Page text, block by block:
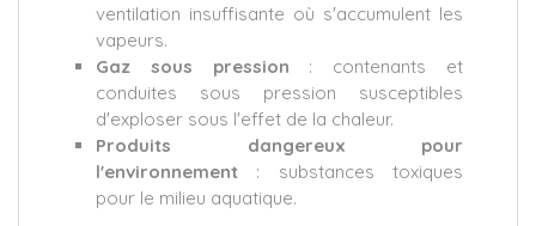
ventilation insuffisante où s'accumulent les
vapeurs.
Gaz sous pression : contenants et
conduites sous pression susceptibles
d'exploser sous l'effet de la chaleur.
Produits dangereux pour
l'environnement : substances toxiques
pour le milieu aquatique.